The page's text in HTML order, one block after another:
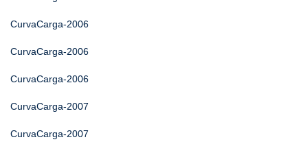
CurvaCarga-2006
CurvaCarga-2006
CurvaCarga-2006
CurvaCarga-2007
CurvaCarga-2007